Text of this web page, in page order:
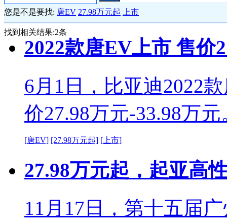
您是不是要找: 唐EV 27.98万元起 上市
找到相关结果:2条
2022款唐EV上市 售价
6月1日，比亚迪2022
价27.98万元-33.98万元
[唐EV] [27.98万元起] [上市]
27.98万元起，起亚高
11月17日，第十五届